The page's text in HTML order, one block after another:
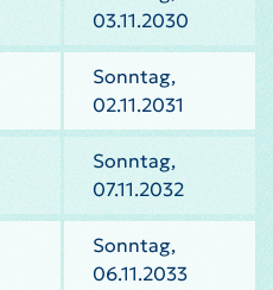
03.11.2030
Sonntag,
02.11.2031
Sonntag,
07.11.2032
Sonntag,
06.11.2033